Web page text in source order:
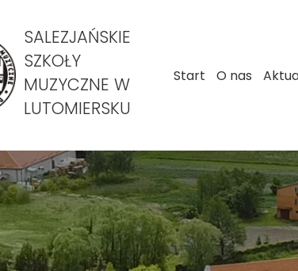
SALEZJAŃSKIE
SZKOŁY
MUZYCZNE W
LUTOMIERSKU
Start O nas